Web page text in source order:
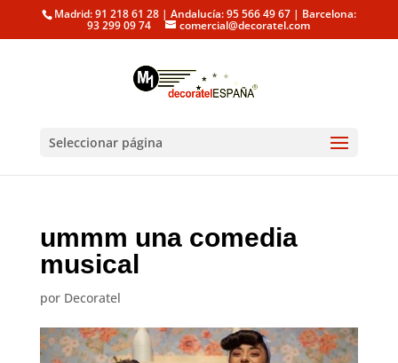
Madrid: 91 218 61 28 | Andalucía: 95 566 49 67 | Barcelona:
93 299 09 74 comercial@decoratel.com
Seleccionar página
ummm una comedia
musical
por Decoratel